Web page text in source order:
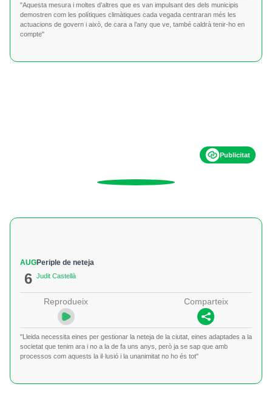
"Aquesta mesura i moltes d’altres que es van impulsant des dels municipis
demostren com les polítiques climàtiques cada vegada centraran més les
actuacions de govern i això, de cara a l’any que ve, també caldrà tenir-ho en
compte"
Publicitat
AUG
6
Periple de neteja
Judit Castellà
Reprodueix Comparteix
"Lleida necessita eines per gestionar la neteja de la ciutat, eines adaptades a la
societat que tenim ara i no a la de fa uns anys, però ja se sap que amb
processos com aquests la il·lusió i la unanimitat no ho és tot"